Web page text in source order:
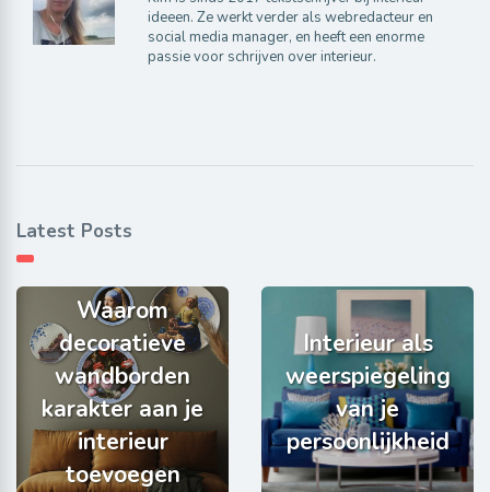
ideeen. Ze werkt verder als webredacteur en
social media manager, en heeft een enorme
passie voor schrijven over interieur.
Latest Posts
Waarom
decoratieve
wandborden
karakter aan je
interieur
toevoegen
Interieur als
weerspiegeling
van je
persoonlijkheid